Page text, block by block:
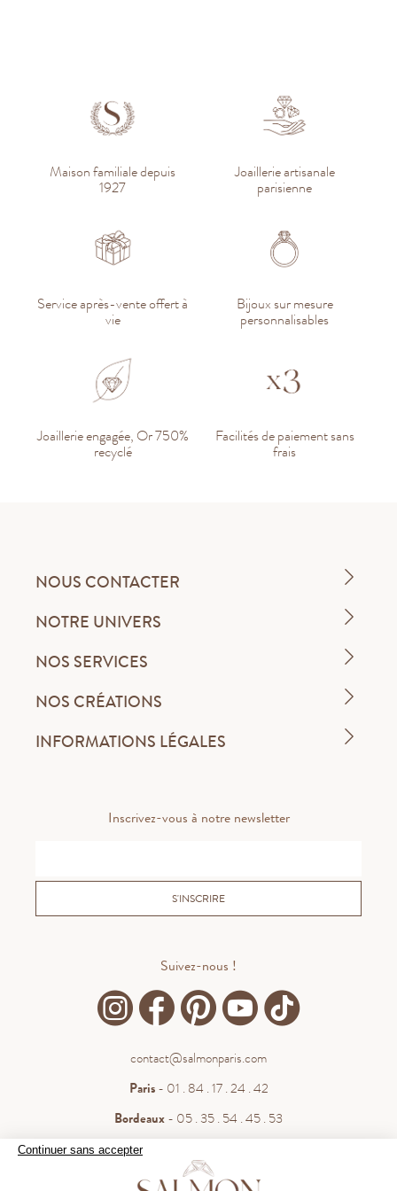
Continuer sans accepter
Maison familiale depuis
1927
Joaillerie artisanale
parisienne
Service après-vente offert à
vie
Bijoux sur mesure
personnalisables
Joaillerie engagée, Or 750%
recyclé
Facilités de paiement sans
frais
NOUS CONTACTER
NOTRE UNIVERS
NOS SERVICES
NOS CRÉATIONS
INFORMATIONS LÉGALES
Inscrivez-vous à notre newsletter
S'INSCRIRE
Suivez-nous !
contact@salmonparis.com
Paris- 01 . 84 . 17 . 24 . 42
Bordeaux- 05 . 35 . 54 . 45 . 53
WhatsApp